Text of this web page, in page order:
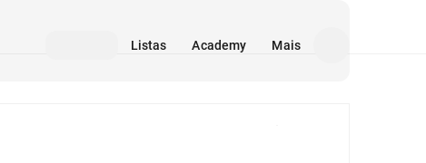
Listas Academy Mais